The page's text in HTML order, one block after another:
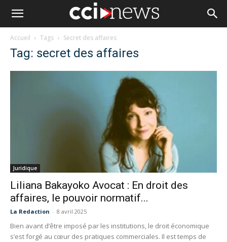
Accueil Tags Secret des affaires
Tag: secret des affaires
Juridique
Liliana Bakayoko Avocat : En droit des
affaires, le pouvoir normatif...
La Redaction - 8 avril 2025
Bien avant d’être imposé par les institutions, le droit économique
s’est forgé au cœur des pratiques commerciales. Il est temps de